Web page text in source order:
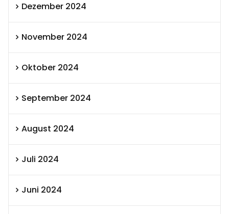
Dezember 2024
November 2024
Oktober 2024
September 2024
August 2024
Juli 2024
Juni 2024